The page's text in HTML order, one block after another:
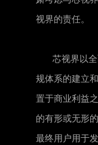
视界的责任。
芯视界以
规体系的建立
置于商业利益
的有形或无形
最终用户用于